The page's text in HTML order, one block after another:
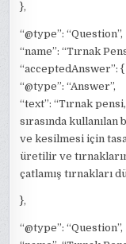
},
“@type”: “Question”,
“name”: “Tırnak
“acceptedAnswer”: {
“@type”: “Answer”,
“text”: “Tırnak
sırasında
ve kesilmesi için
üretilir ve
çatlamış tırnakları
},
“@type”: “Question”,